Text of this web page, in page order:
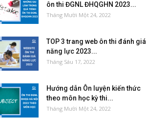
ôn thi ĐGNL ĐHQGHN 2023...
Tháng Mười Một 24, 2022
TOP 3 trang web ôn thi đánh giá
năng lực 2023...
Tháng Sáu 17, 2022
Hướng dẫn Ôn luyện kiến thức
theo môn học kỳ thi...
Tháng Mười Một 24, 2022